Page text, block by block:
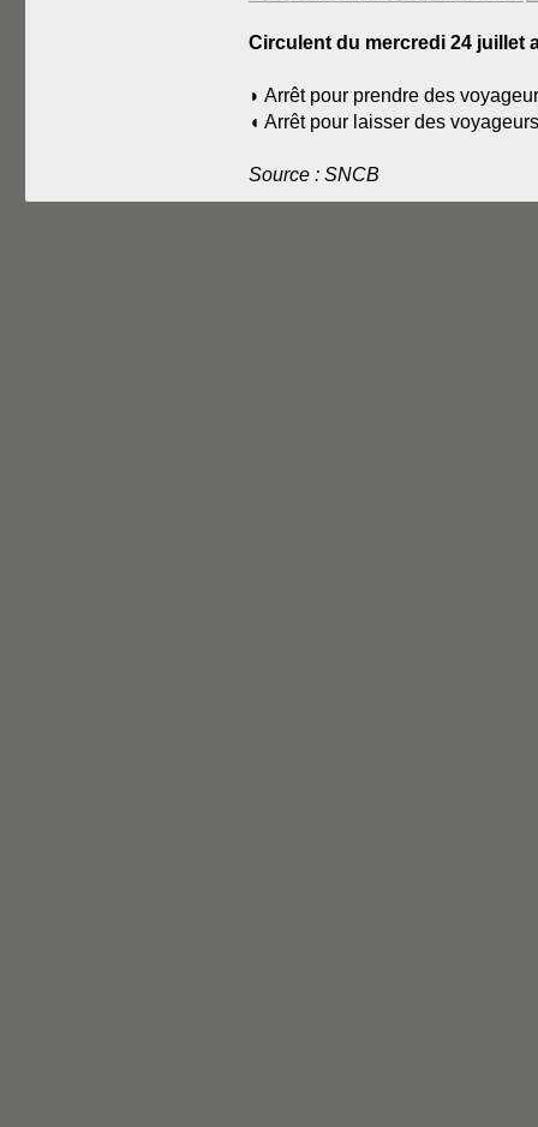
Circulent du mercredi 24 juillet
◗ Arrêt pour prendre des
◖ Arrêt pour laisser des
Source : SNCB